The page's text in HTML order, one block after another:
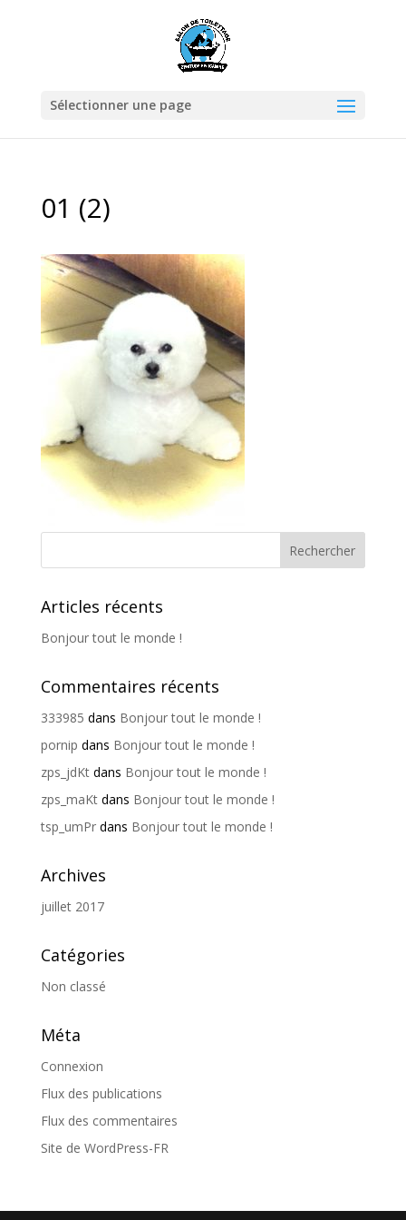
Sélectionner une page
01 (2)
Articles récents
Bonjour tout le monde !
Commentaires récents
333985 dans Bonjour tout le monde !
pornip dans Bonjour tout le monde !
zps_jdKtdans Bonjour tout le monde !
zps_maKtdans Bonjour tout le monde !
tsp_umPrdans Bonjour tout le monde !
Archives
juillet 2017
Catégories
Non classé
Méta
Connexion
Flux des publications
Flux des commentaires
Site de WordPress-FR